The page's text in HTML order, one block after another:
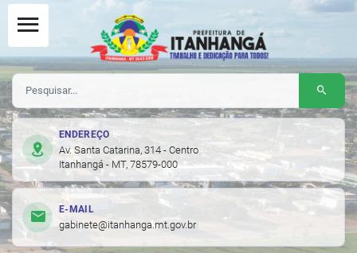
ENDEREÇO
Av. Santa Catarina, 314 - Centro
Itanhangá - MT, 78579-000
E-MAIL
gabinete@itanhanga.mt.gov.br